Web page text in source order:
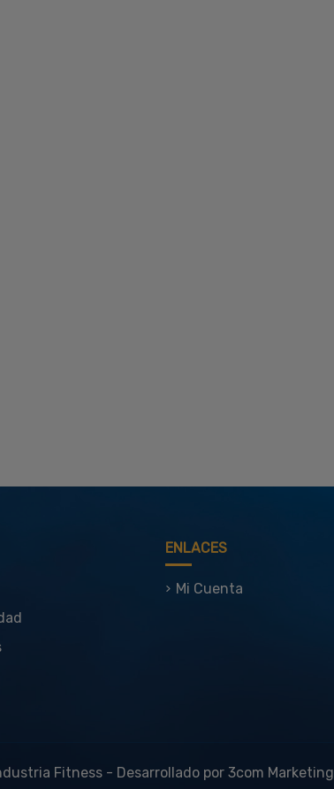
ENLACES
Mi Cuenta
Fitness - Desarrollado por 3com Marketing